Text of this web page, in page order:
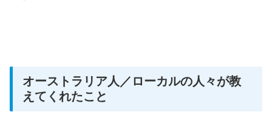
オーストラリア人／ローカルの人々が教
えてくれたこと